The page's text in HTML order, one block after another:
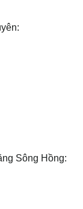
Sông Hồng: